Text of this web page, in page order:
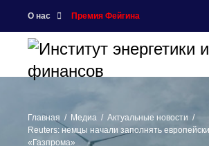
О нас Премия Фейгина
Главная Медиа
Актуальные новости
Reuters: немцы начали заполнять
«Газпрома»